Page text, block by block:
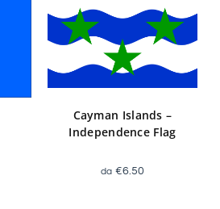
Cayman Islands –
Independence Flag
€6.50